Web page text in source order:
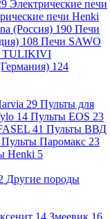
Электрические печи
печи Henki
(Россия) 190 Печи
108 Печи SAWO
TULIKIVI
124
29 Пульты для
14 Пульты EOS 23
41 Пульты ВВД
Пульты Паромакс 23
Henki 5
Другие породы
14 Змеевик 16